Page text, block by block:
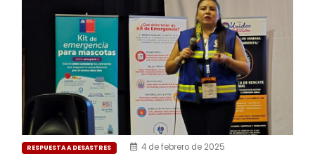
RESPUESTA A DESASTRES 4 de febrero de 2025